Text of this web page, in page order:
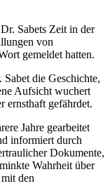
Sabets Zeit in der
von
gemeldet hatten.
die Geschichte,
Aufsicht wuchert
ernsthaft gefährdet.
Jahre gearbeitet
informiert durch
Dokumente,
Wahrheit über
den